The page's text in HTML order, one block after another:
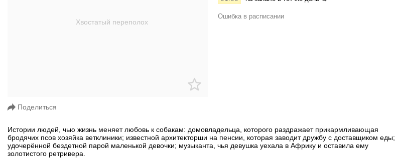
Поделиться
Ошибка в расписании
Истории людей, чью жизнь меняет любовь к собакам: домовладельца, которого раздражает прикармливающая
бродячих псов хозяйка ветклиники; известной архитекторши на пенсии, которая заводит дружбу с доставщиком еды;
удочерённой бездетной парой маленькой девочки; музыканта, чья девушка уехала в Африку и оставила ему
золотистого ретривера.